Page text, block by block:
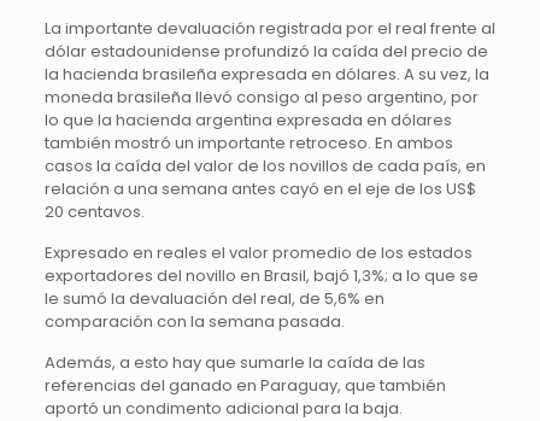
La importante devaluación registrada por el real frente al
dólar estadounidense profundizó la caída del precio de
la hacienda brasileña expresada en dólares. A su vez, la
moneda brasileña llevó consigo al peso argentino, por
lo que la hacienda argentina expresada en dólares
también mostró un importante retroceso. En ambos
casos la caída del valor de los novillos de cada país, en
relación a una semana antes cayó en el eje de los US$
20 centavos.
Expresado en reales el valor promedio de los estados
exportadores del novillo en Brasil, bajó 1,3%; a lo que se
le sumó la devaluación del real, de 5,6% en
comparación con la semana pasada.
Además, a esto hay que sumarle la caída de las
referencias del ganado en Paraguay, que también
aportó un condimento adicional para la baja.